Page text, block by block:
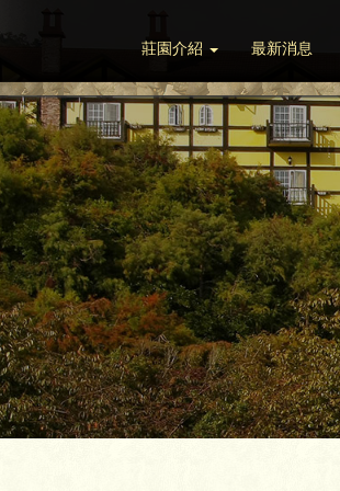
莊園介紹 最新消息